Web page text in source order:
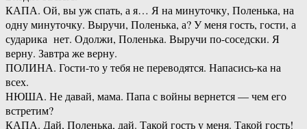
КАПА. Ой, вы уж спать, а я… Я на минуточку, Поленька, на
одну минуточку. Выручи, Поленька, а? У меня гость, гости, а
сударика нет. Одолжи, Поленька. Выручи по-соседски. Я
верну. Завтра же верну.
ПОЛИНА. Гости-то у тебя не переводятся. Напасись-ка на
всех.
НЮША. Не давай, мама. Папа с войны вернется — чем его
встретим?
КАПА. Дай, Поленька, дай. Такой гость у меня. Такой гость!